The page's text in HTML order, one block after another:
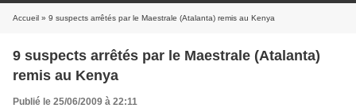
Accueil » 9 suspects arrêtés par le Maestrale (Atalanta) remis au Kenya
9 suspects arrêtés par le Maestrale (Atalanta)
remis au Kenya
Publié le 25/06/2009 à 22:11